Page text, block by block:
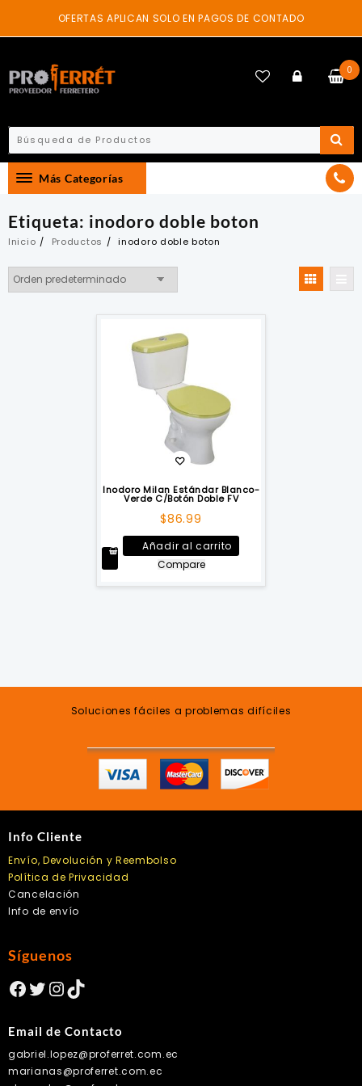
content
OFERTAS APLICAN SOLO EN PAGOS DE CONTADO
0
Más Categorías
Etiqueta: inodoro doble boton
Inicio Productos inodoro doble boton
Inodoro Milan Estándar Blanco-
Verde C/Botón Doble FV
$86.99
Añadir al carrito
Compare
Soluciones fáciles a problemas difíciles
Info Cliente
Envío, Devolución y Reembolso
Política de Privacidad
Cancelación
Info de envío
Síguenos
Facebook
Twitter
Instagram
TikTok
Email de Contacto
gabriel.lopez@proferret.com.ec
marianas@proferret.com.ec